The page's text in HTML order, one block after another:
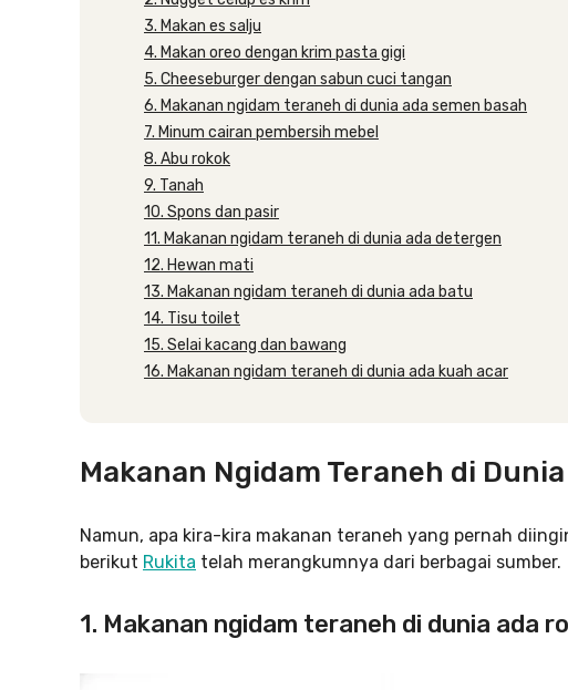
3. Makan es salju
4. Makan oreo dengan krim pasta gigi
5. Cheeseburger dengan sabun cuci tangan
6. Makanan ngidam teraneh di dunia ada semen basah
7. Minum cairan pembersih mebel
8. Abu rokok
9. Tanah
10. Spons dan pasir
11. Makanan ngidam teraneh di dunia ada detergen
12. Hewan mati
13. Makanan ngidam teraneh di dunia ada batu
14. Tisu toilet
15. Selai kacang dan bawang
16. Makanan ngidam teraneh di dunia ada kuah acar
Makanan Ngidam Teraneh di Dunia
Namun, apa kira-kira makanan teraneh yang pernah
berikut Rukita telah merangkumnya dari berbagai sumber.
1. Makanan ngidam teraneh di dunia ada